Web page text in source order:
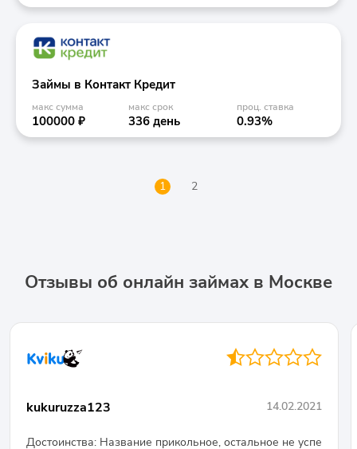
Займы в Контакт Кредит
макс сумма
100000 ₽
макс срок
336 день
проц. ставка
0.93%
1 2
Отзывы об онлайн займах в Москве
◐○○○○
kukuruzza123 14.02.2021
Достоинства: Название прикольное, остальное не успе